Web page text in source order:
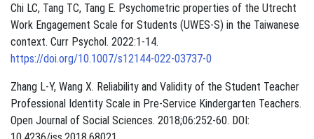
Chi LC, Tang TC, Tang E. Psychometric properties of the Utrecht
Work Engagement Scale for Students (UWES-S) in the Taiwanese
context. Curr Psychol. 2022:1-14.
https://doi.org/10.1007/s12144-022-03737-0
Zhang L-Y, Wang X. Reliability and Validity of the Student Teacher
Professional Identity Scale in Pre-Service Kindergarten Teachers.
Open Journal of Social Sciences. 2018;06:252-60. DOI: